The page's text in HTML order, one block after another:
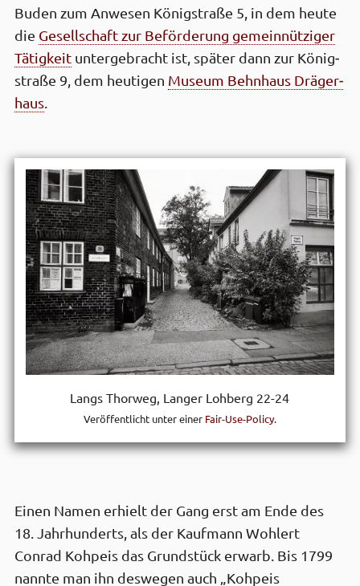
Buden zum Anwesen König­straße 5, in dem heute
die Gesell­schaft zur Beförderung gemein­nütziger
Tätig­keit unter­gebracht ist, später dann zur König­
straße 9, dem heutigen Museum Behn­haus Dräger­
haus.
Langs Thorweg, Langer Lohberg 22-24
Veröffentlicht unter einer Fair-Use-Policy.
Einen Namen erhielt der Gang erst am Ende des
18. Jahr­hunderts, als der Kauf­mann Wohlert
Conrad Kohpeis das Grund­stück erwarb. Bis 1799
nannte man ihn deswegen auch „Kohpeis